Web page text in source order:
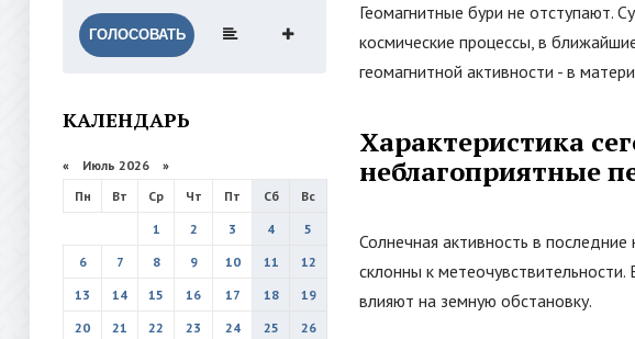
ГОЛОСОВАТЬ
КАЛЕНДАРЬ
« Июль 2026 »
Пн
Вт Ср Чт Пт Сб
Вс
1
2 3 4
5
6
7 8 9 10 11
12
13
14 15 16 17 18
19
20
21 22 23 24 25
26
Геомагнитные бури не отступают.
космические процессы, в
геомагнитной активности - в
Характеристика
неблагоприятные
Солнечная активность в
склонны к
влияют на земную обстановку.